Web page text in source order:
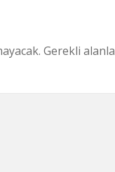
Gerekli